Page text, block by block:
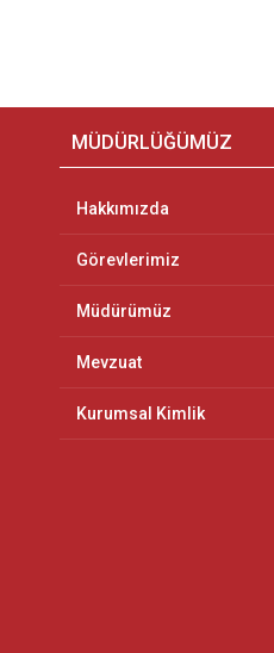
MÜDÜRLÜĞÜMÜZ
Hakkımızda
Görevlerimiz
Müdürümüz
Mevzuat
Kurumsal Kimlik